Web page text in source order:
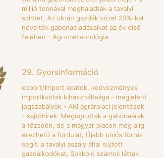
millió tonnával meghaladták a tavalyi
szintet, Az ukrán gazdák közel 20%-kal
növelték gabonaeladásaikat az év első
felében - Agrometeorológia
29. Gyorsinformáció
export/import adatok, kedvezményes
importkvóták kihasználtsága - megjelent
jogszabályok - AKI agrárpiaci jelentések
- sajtóhírek: Megugrottak a gabonaárak
a tőzsdén, de a magyar piacon még alig
érezhető a fordulat, Újabb uniós forrás
segíti a tavalyi aszály által sújtott
gazdálkodókat, Sokkoló számok láttak